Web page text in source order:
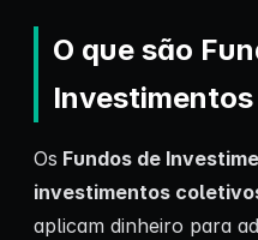
O que são
Os Fundos de
investimentos
aplicam dinheiro para